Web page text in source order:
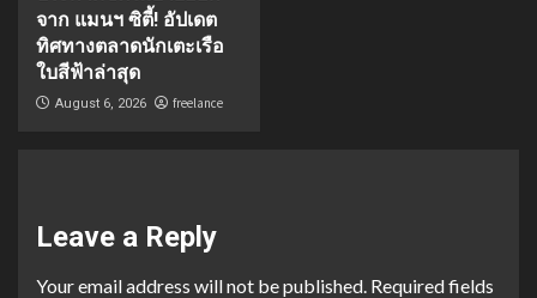
จาก แมนฯ ซิตี้! อัปเดต
ทิศทางตลาดนักเตะเรือ
ใบสีฟ้าล่าสุด
August 6, 2026 freelance
Leave a Reply
Your email address will not be published. Required fields